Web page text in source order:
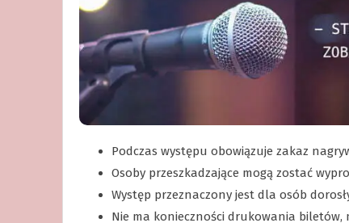
Podczas występu obowiązuje zakaz
Osoby przeszkadzające mogą zostać
Występ przeznaczony jest dla osób
Nie ma konieczności drukowania